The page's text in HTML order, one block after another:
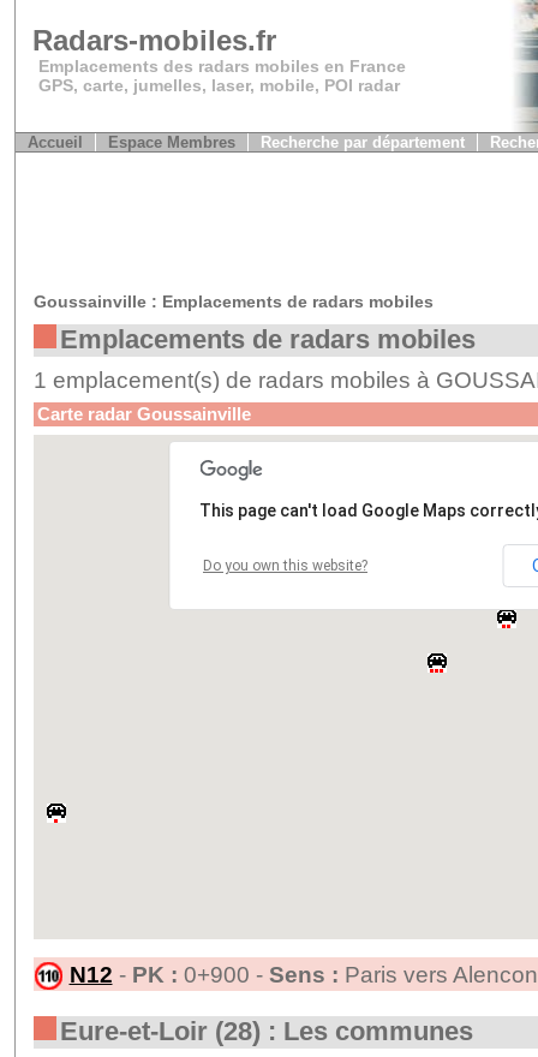
Radars-mobiles.fr
Emplacements des radars mobiles en France
GPS, carte, jumelles, laser, mobile, POI radar
Accueil Espace Membres Recherche par département
Goussainville : Emplacements de radars mobiles
Emplacements de radars mobiles
1 emplacement(s) de radars mobiles à
Carte radar Goussainville
This page can't load Google Maps
Do you own this website?
N12 - PK : 0+900 - Sens : Paris vers
Eure-et-Loir (28) : Les communes